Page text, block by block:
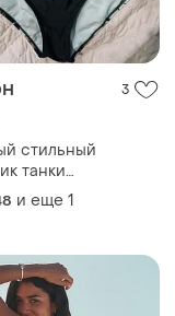
3
стильный
танки
майка и плавки
пляжа
и еще 1